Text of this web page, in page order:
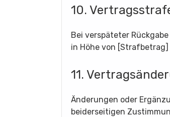
10.
Bei verspäteter
in Höhe von [Strafbetrag]
11.
Änderungen oder
beiderseitigen